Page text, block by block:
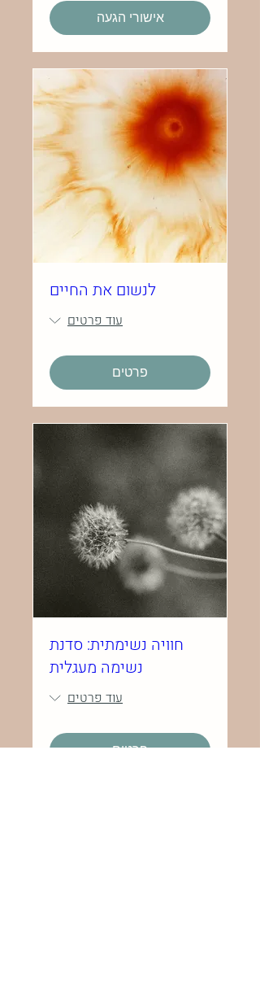
אישורי הגעה
לנשום את החיים
עוד פרטים
פרטים
חוויה נשימתית: סדנת
נשימה מעגלית
עוד פרטים
פרטים